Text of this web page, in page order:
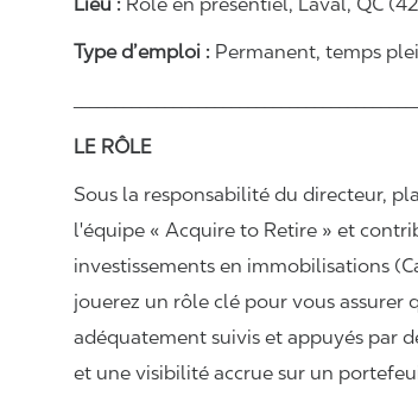
Type d’emploi : Permanent, temps
LE RÔLE
Sous la responsabilité du directeur,
l'équipe « Acquire to Retire » et
investissements en immobilisations
jouerez un rôle clé pour vous assurer
adéquatement suivis et appuyés par
et une visibilité accrue sur un